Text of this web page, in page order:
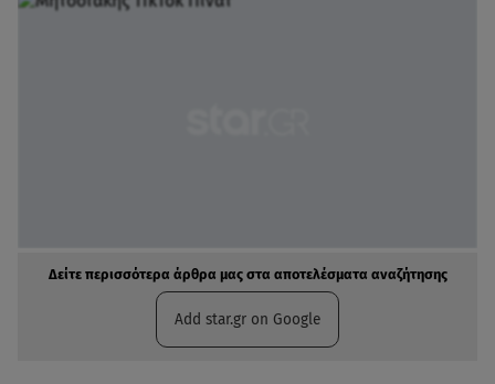
Δείτε περισσότερα άρθρα μας στα αποτελέσματα αναζήτησης
Add star.gr on Google